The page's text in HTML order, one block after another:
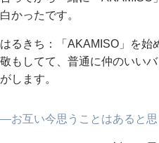
白かったです。
はるきち：「AKAMISO」を始
敬もしてて、普通に仲のいい
がします。
―お互い今思うことはあると